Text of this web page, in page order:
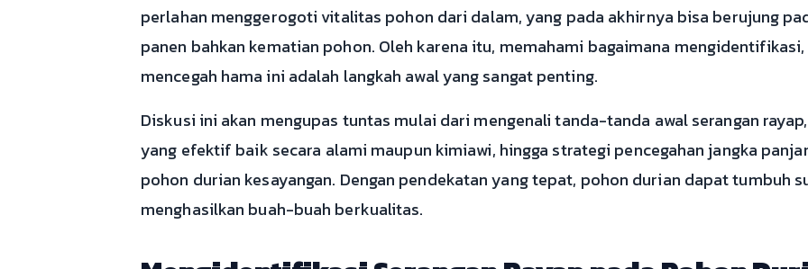
perlahan menggerogoti vitalitas pohon dari dalam, yang pada akhirnya bisa berujung
panen bahkan kematian pohon. Oleh karena itu, memahami bagaimana
mencegah hama ini adalah langkah awal yang sangat penting.
Diskusi ini akan mengupas tuntas mulai dari mengenali tanda-tanda awal serangan
yang efektif baik secara alami maupun kimiawi, hingga strategi pencegahan jangka
pohon durian kesayangan. Dengan pendekatan yang tepat, pohon durian dapat tumbuh
menghasilkan buah-buah berkualitas.